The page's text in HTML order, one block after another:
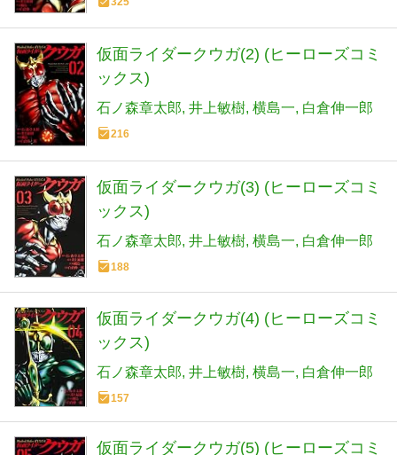
仮面ライダークウガ(2) (ヒーローズコミ
ックス)
石ノ森章太郎 井上敏樹 横島一 白倉伸一郎
216
仮面ライダークウガ(3) (ヒーローズコミ
ックス)
石ノ森章太郎 井上敏樹 横島一 白倉伸一郎
188
仮面ライダークウガ(4) (ヒーローズコミ
ックス)
石ノ森章太郎 井上敏樹 横島一 白倉伸一郎
157
仮面ライダークウガ(5) (ヒーローズコミ